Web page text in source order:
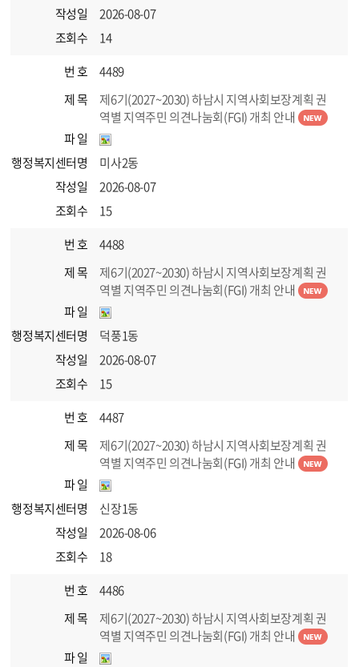
작성일
2026-08-07
조회수
14
번 호
4489
제 목
제6기(2027~2030) 하남시 지역사회보장계획 권
역별 지역주민 의견나눔회(FGI) 개최 안내
파 일
행정복지센터명
미사2동
작성일
2026-08-07
조회수
15
번 호
4488
제 목
제6기(2027~2030) 하남시 지역사회보장계획 권
역별 지역주민 의견나눔회(FGI) 개최 안내
파 일
행정복지센터명
덕풍1동
작성일
2026-08-07
조회수
15
번 호
4487
제 목
제6기(2027~2030) 하남시 지역사회보장계획 권
역별 지역주민 의견나눔회(FGI) 개최 안내
파 일
행정복지센터명
신장1동
작성일
2026-08-06
조회수
18
번 호
4486
제 목
제6기(2027~2030) 하남시 지역사회보장계획 권
역별 지역주민 의견나눔회(FGI) 개최 안내
파 일